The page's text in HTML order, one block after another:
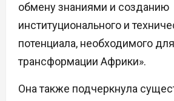
обмену знаниями и созданию
институционального и
потенциала, необходимого для
трансформации Африки».
Она также подчеркнула